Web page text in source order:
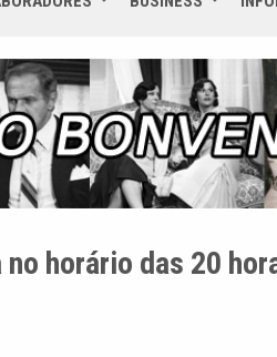
horário das 20